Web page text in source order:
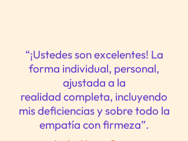
“¡Ustedes son excelentes! La
forma individual, personal,
ajustada a la
realidad completa, incluyendo
mis deficiencias y sobre todo la
empatía con firmeza”.